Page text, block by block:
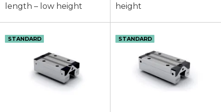
length – low height
height
STANDARD STANDARD